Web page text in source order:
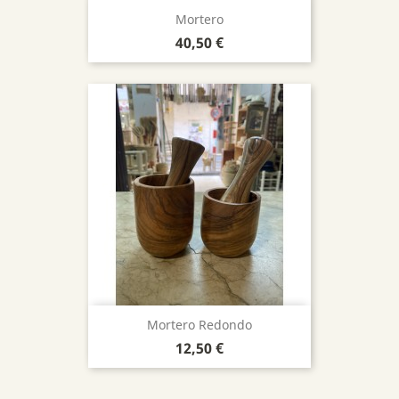
Mortero
Precio
40,50 €
Mortero Redondo
Precio
12,50 €